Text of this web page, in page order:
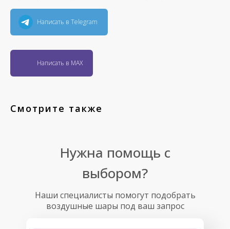
Написать в Telegram
Написать в MAX
Смотрите также
Наши специалисты помогут подобрать
воздушные шары под ваш запрос
Нужна помощь с
выбором?